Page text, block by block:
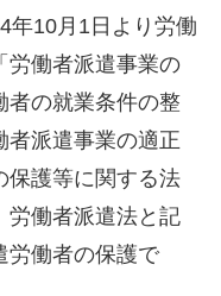
年10月1日より労働
労働者派遣事業の
者の就業条件の整
者派遣事業の適正
保護等に関する法
労働者派遣法と記
労働者の保護で